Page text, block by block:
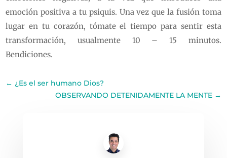
emoción positiva a tu psiquis. Una vez que la fusión toma
lugar en tu corazón, tómate el tiempo para sentir esta
transformación, usualmente 10 – 15 minutos.
Bendiciones.
← ¿Es el ser humano Dios?
OBSERVANDO DETENIDAMENTE LA MENTE→